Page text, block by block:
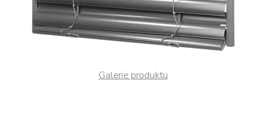
Galerie produktu